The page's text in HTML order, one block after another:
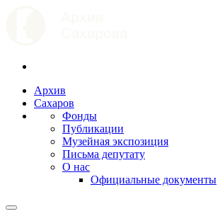
Архив
Сахаров
Фонды
Публикации
Музейная экспозиция
Письма депутату
О нас
Официальные документы